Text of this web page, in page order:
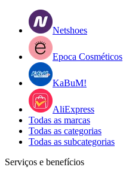
Netshoes
Epoca Cosméticos
KaBuM!
AliExpress
Todas as marcas
Todas as categorias
Todas as subcategorias
Serviços e benefícios